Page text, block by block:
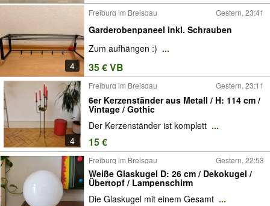
4
Freiburg im Breisgau Gestern, 23:41
Garderobenpaneel inkl. Schrauben
Zum aufhängen :) ...
35 € VB
4
Freiburg im Breisgau Gestern, 23:11
6er Kerzenständer aus Metall / H: 114 cm /
Vintage / Gothic
Der Kerzenständer ist komplett ...
15 €
Freiburg im Breisgau Gestern, 22:53
Weiße Glaskugel D: 26 cm / Dekokugel /
Übertopf / Lampenschirm
Die Glaskugel mit einem Gesamt ...